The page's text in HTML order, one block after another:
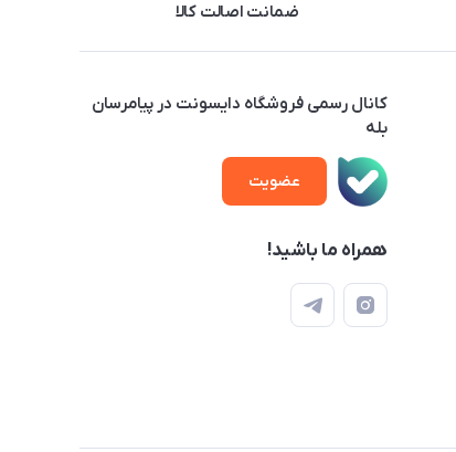
ضمانت اصالت کالا
کانال رسمی فروشگاه دایسونت در پیامرسان
بله
عضویت
همراه ما باشید!